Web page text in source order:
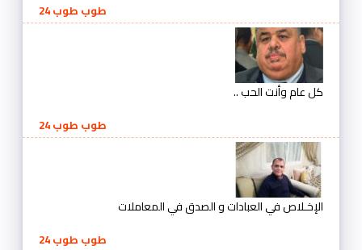
طوب طوب 24
كل عام وأنت الحب ..
طوب طوب 24
الإخـلاص في العبادات و الصدق في المعاملات
طوب طوب 24